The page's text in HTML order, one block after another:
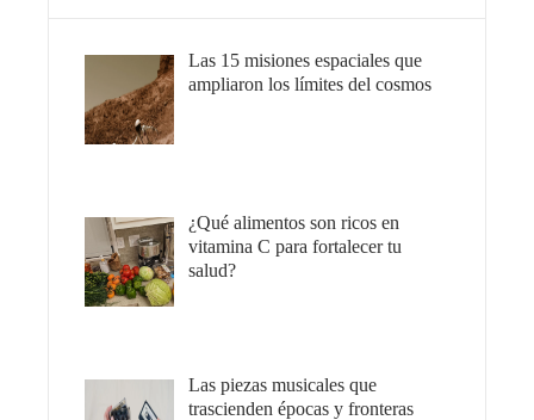
Las 15 misiones espaciales que
ampliaron los límites del cosmos
¿Qué alimentos son ricos en
vitamina C para fortalecer tu
salud?
Las piezas musicales que
trascienden épocas y fronteras